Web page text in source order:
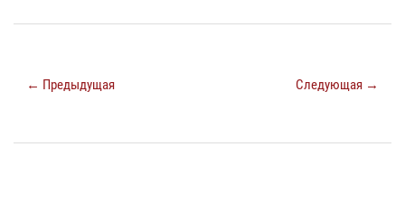
← Предыдущая Следующая →